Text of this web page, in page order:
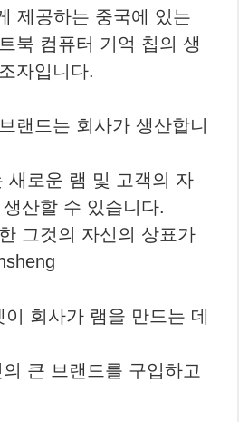
제공하는 중국에 있는
북 컴퓨터 기억 칩의 생
자입니다.
랜드는 회사가 생산합니
새로운 램 및 고객의 자
산할 수 있습니다.
그것의 자신의 상표가
회사가 램을 만드는 데
큰 브랜드를 구입하고